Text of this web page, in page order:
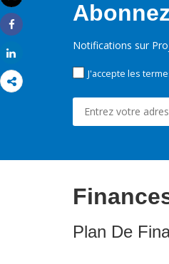
Imprimer
Share
Notifications sur
J'accepte les
Plan De